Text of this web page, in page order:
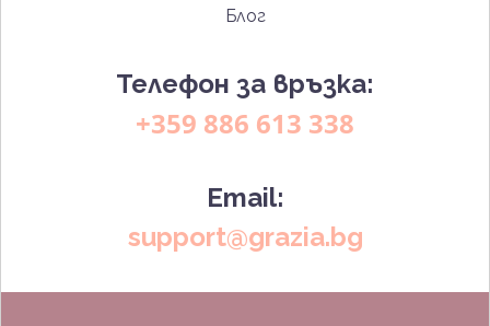
Блог
Телефон за връзка:
+359 886 613 338
Email:
support@grazia.bg